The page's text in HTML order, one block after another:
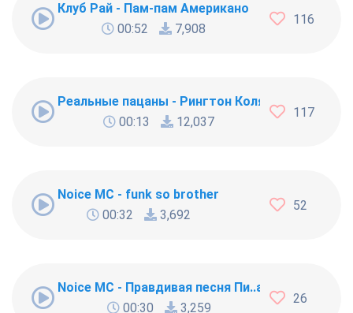
Клуб Рай - Пам-пам Американо
00:52
7,908
116
Реальные пацаны - Рингтон Коляна
00:13
12,037
117
Noice MC - funk so brother
00:32
3,692
52
Noice MC - Правдивая песня Пи..абола
00:30
3,259
26